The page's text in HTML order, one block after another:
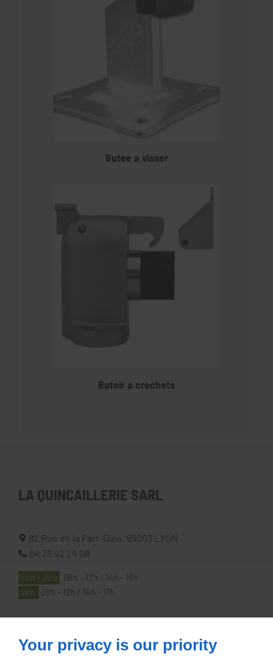
Butee a visser
Butoir a crochets
LA QUINCAILLERIE SARL
82 Rue de la Part-Dieu, 69003
LYON
04 78 42 24 08
Lun - Jeu
08h - 12h / 14h - 18h
Ven
08h - 12h / 14h - 17h
À PROPOS
Your privacy is our priority